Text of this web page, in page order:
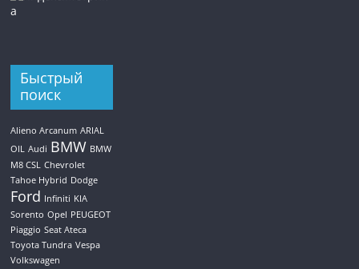
Быстрый
поиск
Alieno Arcanum ARIAL
OIL Audi BMW BMW
M8 CSL Chevrolet
Tahoe Hybrid Dodge
Ford Infiniti KIA
Sorento Opel PEUGEOT
Piaggio Seat Ateca
Toyota Tundra Vespa
Volkswagen